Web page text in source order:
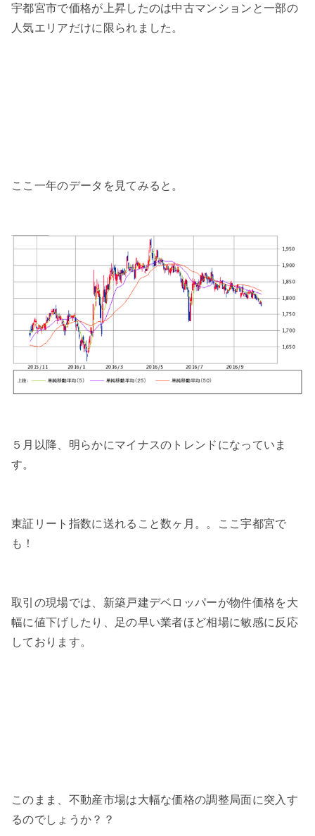
宇都宮市で価格が上昇したのは中古マンションと一部の
人気エリアだけに限られました。
ここ一年のデータを見てみると。
５月以降、明らかにマイナスのトレンドになっていま
す。
東証リート指数に送れること数ヶ月。。ここ宇都宮で
も！
取引の現場では、新築戸建デベロッパーが物件価格を大
幅に値下げしたり、足の早い業者ほど相場に敏感に反応
しております。
このまま、不動産市場は大幅な価格の調整局面に突入す
るのでしょうか？？